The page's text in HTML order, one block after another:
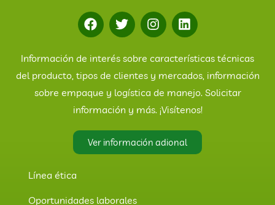
Información de interés sobre características técnicas
del producto, tipos de clientes y mercados, información
sobre empaque y logística de manejo. Solicitar
información y más. ¡Visítenos!
Ver información adional
Línea ética
Oportunidades laborales